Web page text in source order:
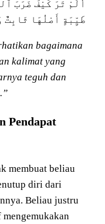
أَلَمْ تَرَ كَيْفَ ضَرَبَ
طَيِّبَةٍ أَصْلُهَا ثَابِتٌ
bagaimana
kalimat yang
teguh dan
Pendapat
membuat beliau
diri dari
Beliau justru